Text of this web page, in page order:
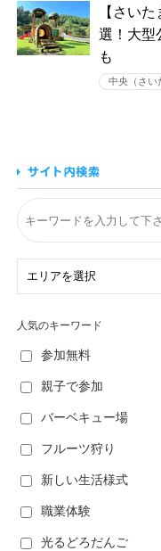
【さい
選！大型
も
中央（さい
人気のキーワード
参加無料
親子で参加
バーベキュー場
フルーツ狩り
新しい生活様式
職業体験
光るどろだんご